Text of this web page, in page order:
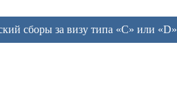
сборы за визу типа «C» или «D»